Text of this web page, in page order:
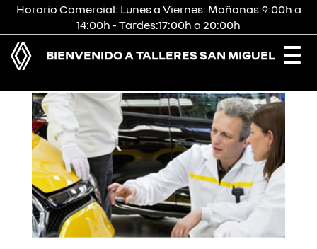
Horario Comercial: Lunes a Viernes: Mañanas:9:00h a
14:00h - Tardes:17:00h a 20:00h
BIENVENIDO A TALLERES SAN MIGUEL